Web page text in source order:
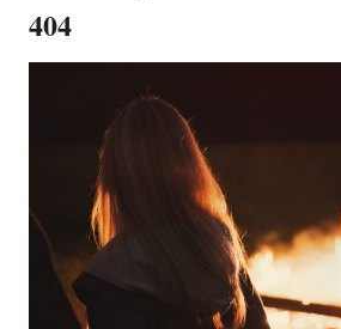
404